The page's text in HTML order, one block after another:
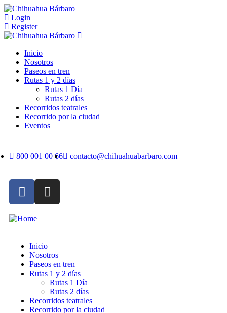
Login
Register
Inicio
Nosotros
Paseos en tren
Rutas 1 y 2 días
Rutas 1 Día
Rutas 2 días
Recorridos teatrales
Recorrido por la ciudad
Eventos
800 001 00 66 contacto@chihuahuabarbaro.com
Inicio
Nosotros
Paseos en tren
Rutas 1 y 2 días
Rutas 1 Día
Rutas 2 días
Recorridos teatrales
Recorrido por la ciudad